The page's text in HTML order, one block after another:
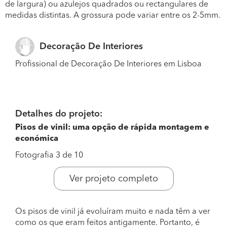
de largura) ou azulejos quadrados ou rectangulares de
medidas distintas. A grossura pode variar entre os 2-5mm.
Decoração De Interiores
Profissional de Decoração De Interiores em Lisboa
Detalhes do projeto:
Pisos de vinil: uma opção de rápida montagem e
económica
Fotografia 3 de 10
Ver projeto completo
Os pisos de vinil já evoluíram muito e nada têm a ver
como os que eram feitos antigamente. Portanto, é